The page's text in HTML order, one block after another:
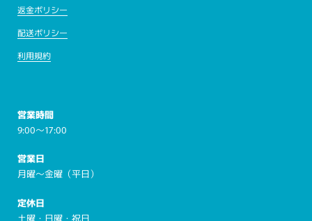
返金ポリシー
配送ポリシー
利用規約
営業時間
9:00～17:00
営業日
月曜～金曜（平日）
定休日
土曜・日曜・祝日